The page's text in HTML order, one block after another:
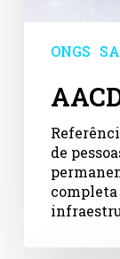
ONGS
de
completa